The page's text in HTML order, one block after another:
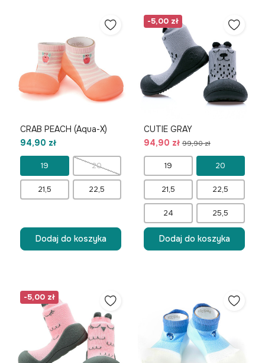
CRAB PEACH (Aqua-X)
94,90 zł
19 20
21,5 22,5
Dodaj do koszyka
-5,00 zł
CUTIE GRAY
94,90 zł99,90 zł
19 20
21,5 22,5
24 25,5
Dodaj do koszyka
-5,00 zł